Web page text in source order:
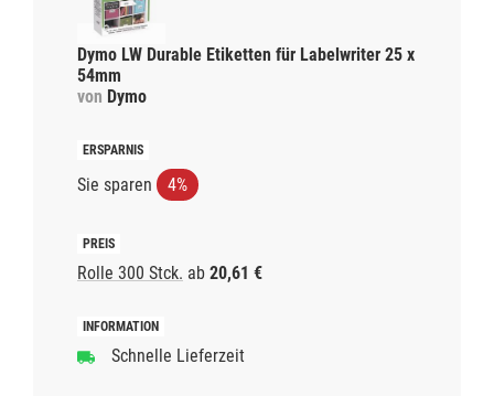
Dymo LW Durable Etiketten für Labelwriter 25 x
54mm
von Dymo
Sie sparen 4%
Rolle 300 Stck. ab 20,61 €
Schnelle Lieferzeit